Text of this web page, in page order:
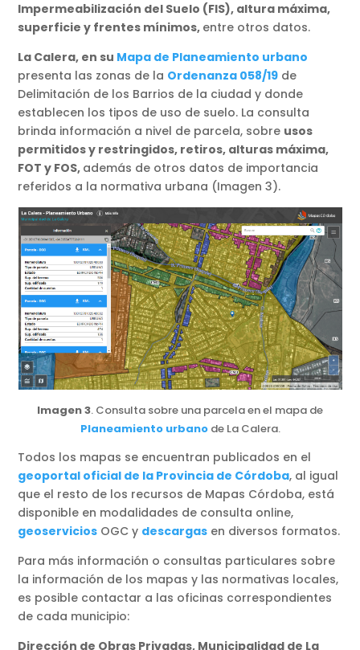
Impermeabilización del Suelo (FIS), altura máxima,
superficie y frentes mínimos, entre otros datos.
La Calera, en su Mapa de Planeamiento urbano
presenta las zonas de la Ordenanza 058/19 de
Delimitación de los Barrios de la ciudad y donde
establecen los tipos de uso de suelo. La consulta
brinda información a nivel de parcela, sobre usos
permitidos y restringidos, retiros, alturas máxima,
FOT y FOS, además de otros datos de importancia
referidos a la normativa urbana (Imagen 3).
Imagen 3. Consulta sobre una parcela en el mapa de
Planeamiento urbanode La Calera.
Todos los mapas se encuentran publicados en el
geoportal oficial de la Provincia de Córdoba, al igual
que el resto de los recursos de Mapas Córdoba, está
disponible en modalidades de consulta online,
geoservicios OGC y descargas en diversos formatos.
Para más información o consultas particulares sobre
la información de los mapas y las normativas locales,
es posible contactar a las oficinas correspondientes
de cada municipio:
Dirección de Obras Privadas, Municipalidad de La